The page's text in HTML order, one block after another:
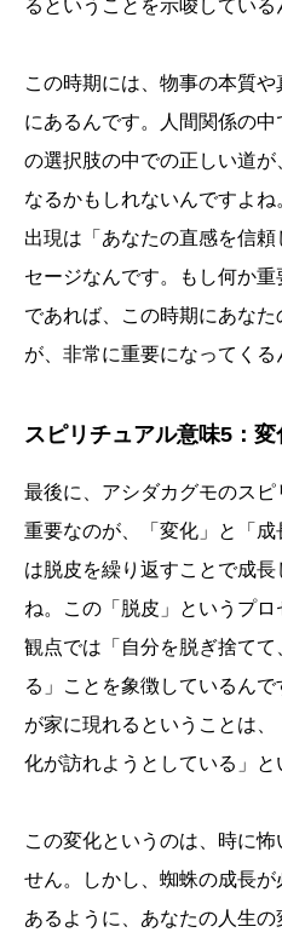
るということを示唆している
この時期には、物事の本質
にあるんです。人間関係の
の選択肢の中での正しい道
なるかもしれないんですよ
出現は「あなたの直感を信
セージなんです。もし何か
であれば、この時期にあな
が、非常に重要になってくる
スピリチュアル意味5：
最後に、アシダカグモのス
重要なのが、「変化」と「
は脱皮を繰り返すことで成
ね。この「脱皮」というプ
観点では「自分を脱ぎ捨て
る」ことを象徴しているん
が家に現れるということは
化が訪れようとしている」と
この変化というのは、時に
せん。しかし、蜘蛛の成長
あるように、あなたの人生